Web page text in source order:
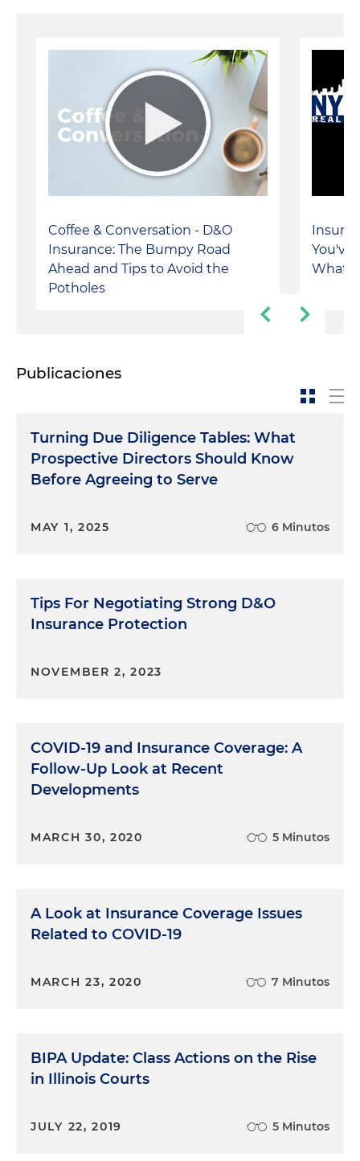
Coffee & Conversation - D&O
Insurance: The Bumpy Road
Ahead and Tips to Avoid the
Potholes
You've
What
Publicaciones
Turning Due Diligence Tables: What
Prospective Directors Should Know
Before Agreeing to Serve
MAY 1, 2025 6 Minutos
Tips For Negotiating Strong D&O
Insurance Protection
NOVEMBER 2, 2023
COVID-19 and Insurance Coverage: A
Follow-Up Look at Recent
Developments
MARCH 30, 2020 5 Minutos
A Look at Insurance Coverage Issues
Related to COVID-19
MARCH 23, 2020 7 Minutos
BIPA Update: Class Actions on the Rise
in Illinois Courts
JULY 22, 2019 5 Minutos